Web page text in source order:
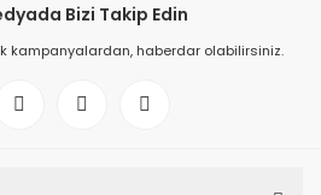
Bizi Takip Edin
kampanyalardan, haberdar olabilirsiniz.